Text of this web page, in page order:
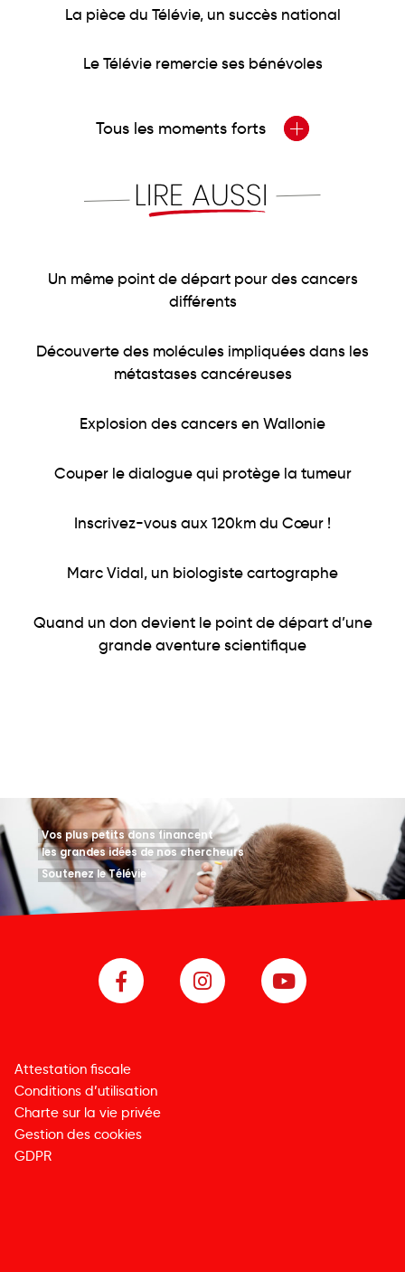
La pièce du Télévie, un succès national
Le Télévie remercie ses bénévoles
Tous les moments forts
Un même point de départ pour des cancers
différents
Découverte des molécules impliquées dans les
métastases cancéreuses
Explosion des cancers en Wallonie
Couper le dialogue qui protège la tumeur
Inscrivez-vous aux 120km du Cœur !
Marc Vidal, un biologiste cartographe
Quand un don devient le point de départ d’une
grande aventure scientifique
Soutenez le Télévie
les grandes idées de nos chercheurs
Vos plus petits dons financent
Attestation fiscale
Conditions d’utilisation
Charte sur la vie privée
Gestion des cookies
GDPR